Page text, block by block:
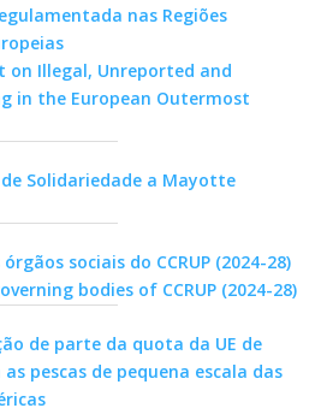
nas Regiões
on Illegal, Unreported and
in the European Outermost
de Solidariedade a Mayotte
sociais do CCRUP (2024-28)
bodies of CCRUP (2024-28)
de parte da quota da UE de
pescas de pequena escala das